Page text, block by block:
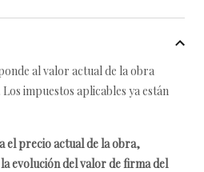
al valor actual de la obra
impuestos aplicables ya están
el precio actual de la obra,
evolución del valor de firma del